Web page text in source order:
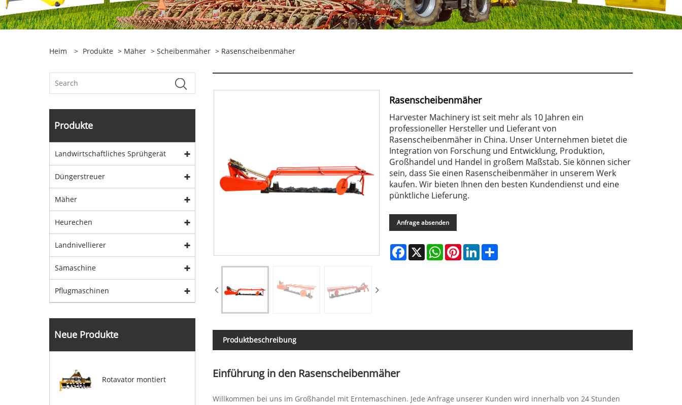
Heim > Produkte > Mäher > Scheibenmäher > Rasenscheibenmäher
Produkte
Landwirtschaftliches Sprühgerät
Düngerstreuer
Mäher
Heurechen
Landnivellierer
Sämaschine
Pflugmaschinen
Neue Produkte
Rotavator montiert
Rasenscheibenmäher
Harvester Machinery ist seit mehr als 10 Jahren ein
professioneller Hersteller und Lieferant von
Rasenscheibenmäher in China. Unser Unternehmen bietet die
Integration von Forschung und Entwicklung, Produktion,
Großhandel und Handel in großem Maßstab. Sie können sicher
sein, dass Sie einen Rasenscheibenmäher in unserem Werk
kaufen. Wir bieten Ihnen den besten Kundendienst und eine
pünktliche Lieferung.
Anfrage absenden
Facebook
X WhatsAppPinterestLinkedInShare
Produktbeschreibung
Einführung in den Rasenscheibenmäher
Willkommen bei uns im Großhandel mit Erntemaschinen. Jede Anfrage unserer Kunden wird innerhalb von 24 Stunden